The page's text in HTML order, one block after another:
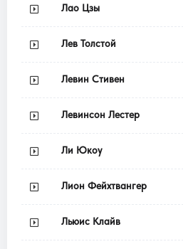
Лао Цзы
Лев Толстой
Левин Стивен
Левинсон Лестер
Ли Юкоу
Лион Фейхтвангер
Льюис Клайв